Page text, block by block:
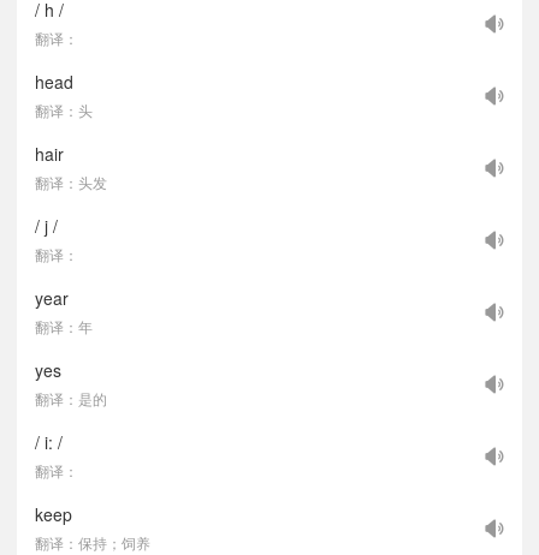
/ h /
翻译：
head
翻译：头
hair
翻译：头发
/ j /
翻译：
year
翻译：年
yes
翻译：是的
/ i: /
翻译：
keep
翻译：保持；饲养